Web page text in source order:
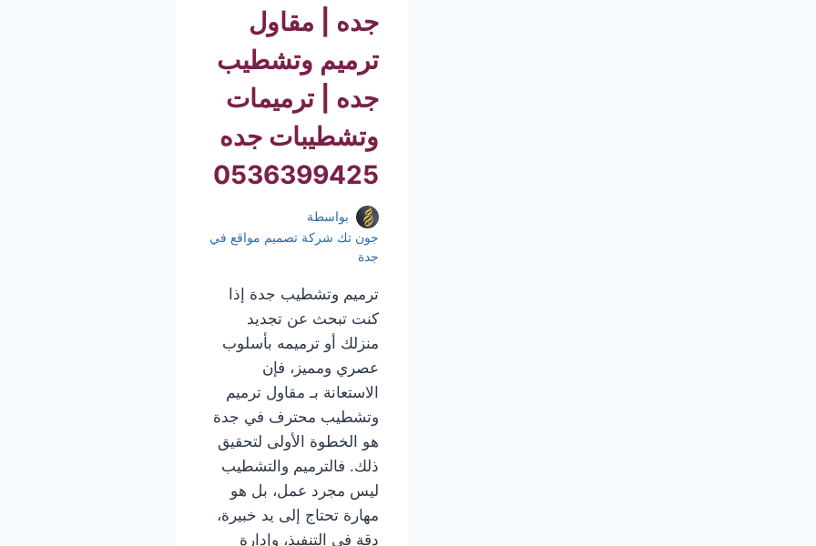
جده | مقاول
ترميم وتشطيب
جده | ترميمات
وتشطيبات جده
0536399425
بواسطة
جون تك شركة تصميم مواقع في
جدة
ترميم وتشطيب جدة إذا
كنت تبحث عن تجديد
منزلك أو ترميمه بأسلوب
عصري ومميز، فإن
الاستعانة بـ مقاول ترميم
وتشطيب محترف في جدة
هو الخطوة الأولى لتحقيق
ذلك. فالترميم والتشطيب
ليس مجرد عمل، بل هو
مهارة تحتاج إلى يد خبيرة،
دقة في التنفيذ، وإدارة